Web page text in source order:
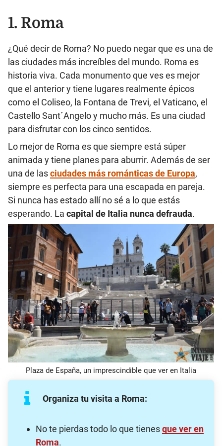
1. Roma
¿Qué decir de Roma? No puedo negar que es una de
las ciudades más increíbles del mundo. Roma es
historia viva. Cada monumento que ves es mejor
que el anterior y tiene lugares realmente épicos
como el Coliseo, la Fontana de Trevi, el Vaticano, el
Castello Sant´Angelo y mucho más. Es una ciudad
para disfrutar con los cinco sentidos.
Lo mejor de Roma es que siempre está súper
animada y tiene planes para aburrir. Además de ser
una de lasciudades más románticas de Europa,
siempre es perfecta para una escapada en pareja.
Si nunca has estado allí no sé a lo que estás
esperando. La capital de Italia nunca defrauda.
Plaza de España, un imprescindible que ver en Italia
Organiza tu visita a Roma:
No te pierdas todo lo que tienesque ver en
Roma.